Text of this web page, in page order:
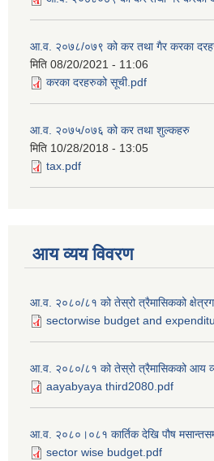
आ.व. २०७८/०७९ को कर तथा गैर करका
मिति 08/20/2021 - 11:06
करका दरहरुको सूची.pdf
आ.व. २०७५/०७६ को कर तथा शुल्कहरु
मिति 10/28/2018 - 13:05
tax.pdf
आय व्यय विवरण
आ.व. २०८०/८१ को तेस्रो त्रैमासिकको
sectorwise budget and
आ.व. २०८०/८१ को तेस्रो त्रैमासिकको आय
aayabyaya third2080.pdf
आ.व. २०८०।०८१ कार्तिक देखि पौष
sector wise budget.pdf